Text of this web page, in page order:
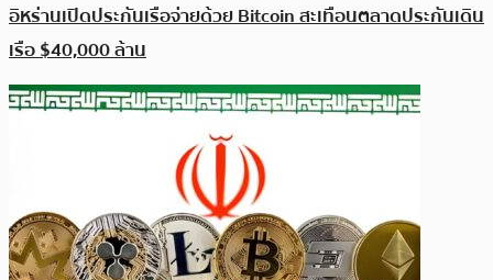
อิหร่านเปิดประกันเรือจ่ายด้วย Bitcoin สะเทือนตลาดประกันเดิน
เรือ $40,000 ล้าน